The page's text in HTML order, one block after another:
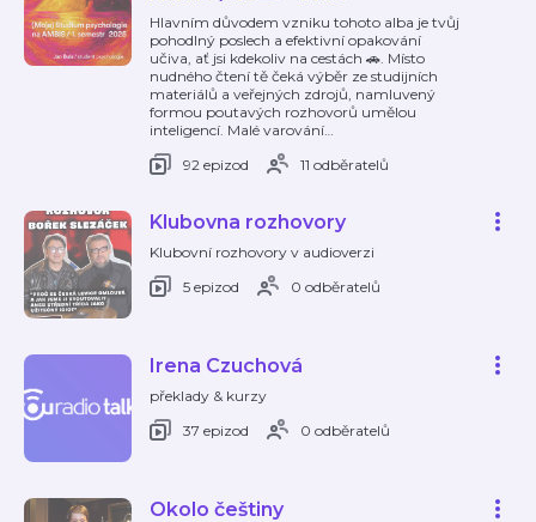
Hlavním důvodem vzniku tohoto alba je tvůj
pohodlný poslech a efektivní opakování
učiva, ať jsi kdekoliv na cestách 🚗. Místo
nudného čtení tě čeká výběr ze studijních
materiálů a veřejných zdrojů, namluvený
formou poutavých rozhovorů umělou
inteligencí. Malé varování…
92 epizod
11 odběratelů
Klubovna rozhovory
Klubovní rozhovory v audioverzi
5 epizod
0 odběratelů
Irena Czuchová
překlady & kurzy
37 epizod
0 odběratelů
Okolo češtiny